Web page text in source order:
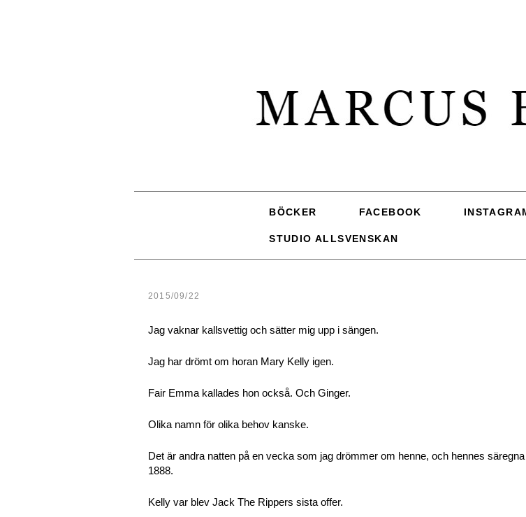
BÖCKER FACEBOOK
STUDIO ALLSVENSKAN
2015/09/22
Jag vaknar kallsvettig och sätter mig upp i sängen.
Jag har drömt om horan Mary Kelly igen.
Fair Emma kallades hon också. Och Ginger.
Olika namn för olika behov kanske.
Det är andra natten på en vecka som jag drömmer om henne, och hennes
1888.
Kelly var blev Jack The Rippers sista offer.